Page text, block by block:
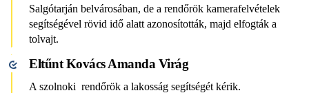
Salgótarján belvárosában, de a rendőrök kamerafelvételek
segítségével rövid idő alatt azonosították, majd elfogták a
tolvajt.
Eltűnt Kovács Amanda Virág
A szolnoki rendőrök a lakosság segítségét kérik.